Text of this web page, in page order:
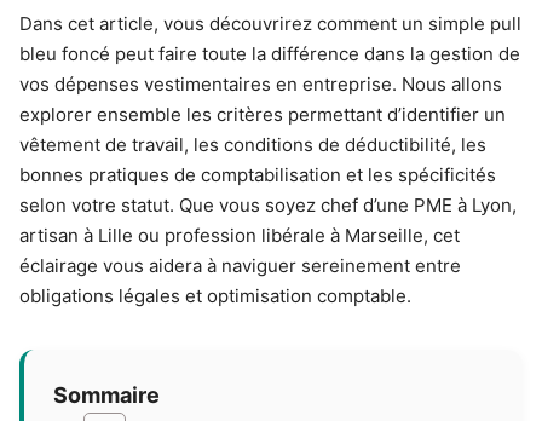
Dans cet article, vous découvrirez comment un simple pull
bleu foncé peut faire toute la différence dans la gestion de
vos dépenses vestimentaires en entreprise. Nous allons
explorer ensemble les critères permettant d’identifier un
vêtement de travail, les conditions de déductibilité, les
bonnes pratiques de comptabilisation et les spécificités
selon votre statut. Que vous soyez chef d’une PME à Lyon,
artisan à Lille ou profession libérale à Marseille, cet
éclairage vous aidera à naviguer sereinement entre
obligations légales et optimisation comptable.
Sommaire